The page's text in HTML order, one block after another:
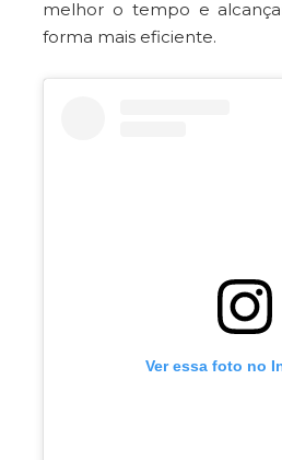
melhor o tempo e
forma mais eficiente.
Ver essa foto no